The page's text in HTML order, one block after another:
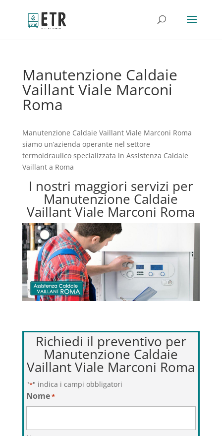
Manutenzione Caldaie
Vaillant Viale Marconi
Roma
Manutenzione Caldaie Vaillant Viale Marconi Roma
siamo un’azienda operante nel settore
termoidraulico specializzata in Assistenza Caldaie
Vaillant a Roma
I nostri maggiori servizi per
Manutenzione Caldaie
Vaillant Viale Marconi Roma
Richiedi il preventivo per
Manutenzione Caldaie
Vaillant Viale Marconi Roma
"*" indica i campi obbligatori
Nome*